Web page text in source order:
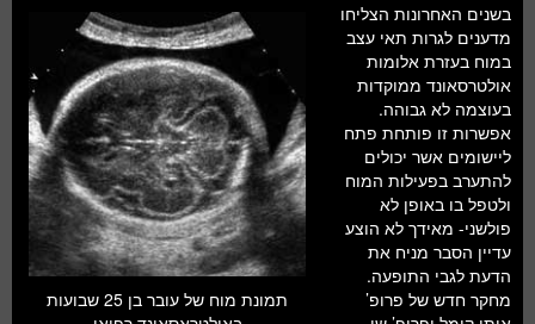
תמונת מוח של עובר בן 25 שבועות
בשנים האחרונות הצליחו
מדענים לגרות תאי עצב
במוח בעזרת אלומות
אולטרסאונד ממוקדות
בעוצמה לא גבוהה.
אפשרות זו פותחת פתח
ליישומים אשר יכולים
להתערב בפעילות המוח
ולטפל בו באופן לא
פולשני- מאידך לא הוצע
עדיין הסבר מניח את
הדעת לגבי התופעה.
מחקר חדש של פרופ’